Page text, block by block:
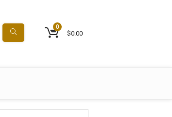
0
$0.00